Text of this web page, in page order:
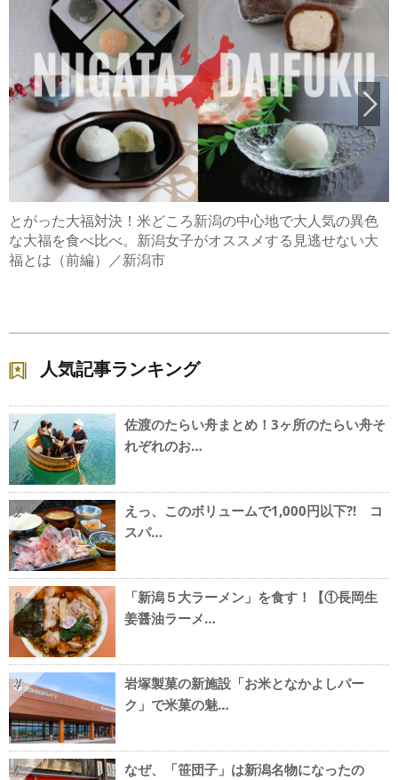
とがった大福対決！米どころ新潟の中心地で大人気の異色
な大福を食べ比べ。新潟女子がオススメする見逃せない大
福とは（前編）／新潟市
人気記事ランキング
1
佐渡のたらい舟まとめ！3ヶ所のたらい舟そ
れぞれのお…
2
えっ、このボリュームで1,000円以下?! コ
スパ…
3
「新潟５大ラーメン」を食す！【①長岡生
姜醤油ラーメ…
4
岩塚製菓の新施設「お米となかよしパー
ク」で米菓の魅…
5
なぜ、「笹団子」は新潟名物になったの